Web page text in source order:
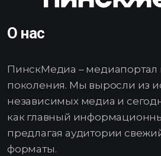
О нас
ПинскМедиа – медиапортал
поколения. Мы выросли из
независимых медиа и
как главный
предлагая аудитории
форматы.